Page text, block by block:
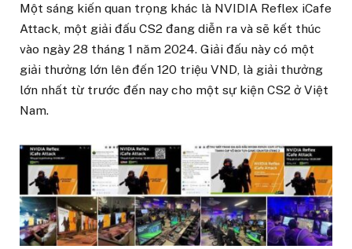
Một sáng kiến quan trọng khác là NVIDIA Reflex iCafe
Attack, một giải đấu CS2 đang diễn ra và sẽ kết thúc
vào ngày 28 tháng 1 năm 2024. Giải đấu này có một
giải thưởng lớn lên đến 120 triệu VND, là giải thưởng
lớn nhất từ trước đến nay cho một sự kiện CS2 ở Việt
Nam.